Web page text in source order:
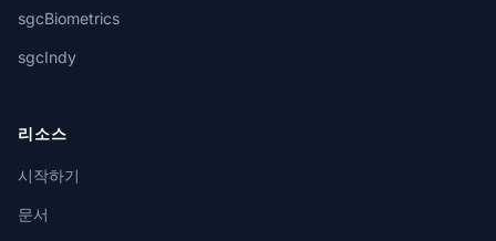
sgcBiometrics
sgcIndy
리소스
시작하기
문서